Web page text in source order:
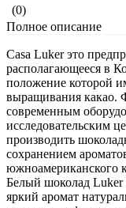
(0)
Полное описание
Casa Luker это
располагающееся в
положение которой
выращивания какао.
современным
исследовательским
производить
сохранением
южноамериканского
Белый шоколад
яркий аромат